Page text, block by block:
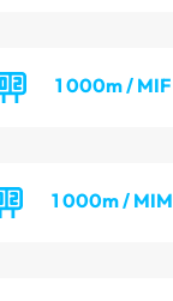
1 000m / MIF
1 000m / MIM